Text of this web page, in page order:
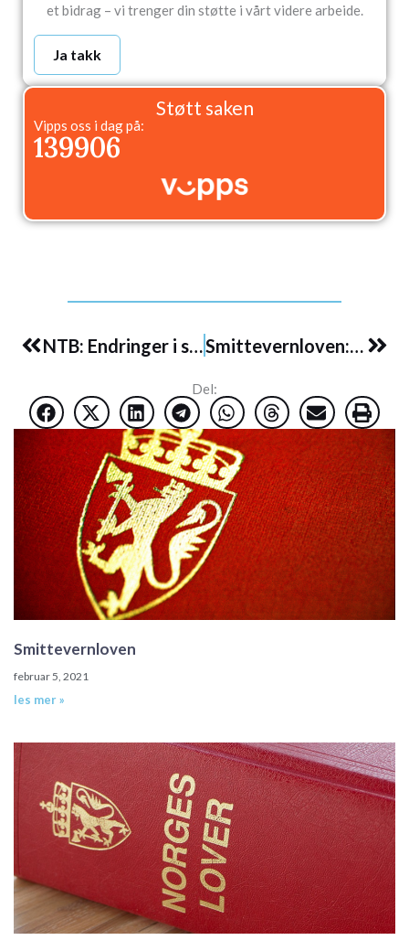
et bidrag – vi trenger din støtte i vårt videre arbeide.
Ja takk
Støtt saken
Vipps oss i dag på:
139906
NTB: Endringer i smittevernloven vil overføre makt fra våre folkevalgte til WHO Smittevernloven: Åpent brev: Kommer Senterpartiet til å svikte folket mandag?
Del:
Smittevernloven
februar 5, 2021
les mer »